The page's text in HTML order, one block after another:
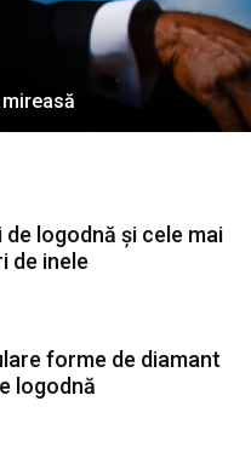
logodnă și cele mai
de inele
forme de diamant
logodnă